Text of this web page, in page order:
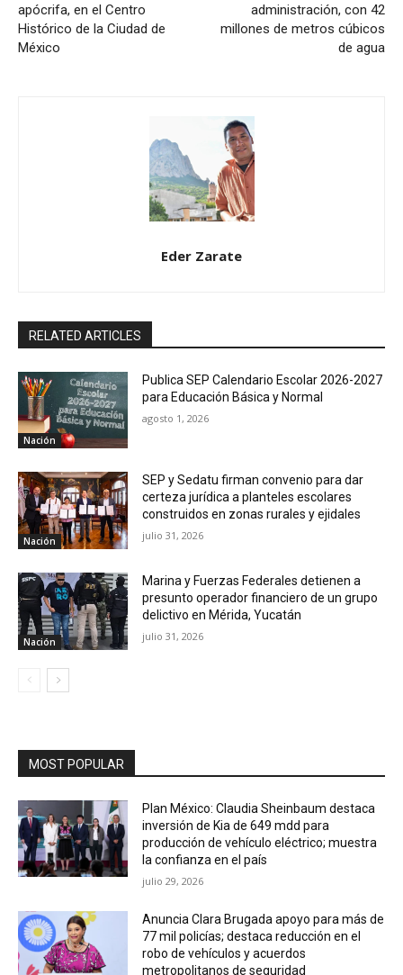
apócrifa, en el Centro
Histórico de la Ciudad de
México
administración, con 42
millones de metros cúbicos
de agua
Eder Zarate
RELATED ARTICLES
Nación
Publica SEP Calendario Escolar 2026-2027
para Educación Básica y Normal
agosto 1, 2026
Nación
SEP y Sedatu firman convenio para dar
certeza jurídica a planteles escolares
construidos en zonas rurales y ejidales
julio 31, 2026
Nación
Marina y Fuerzas Federales detienen a
presunto operador financiero de un grupo
delictivo en Mérida, Yucatán
julio 31, 2026
MOST POPULAR
Plan México: Claudia Sheinbaum destaca
inversión de Kia de 649 mdd para
producción de vehículo eléctrico; muestra
la confianza en el país
julio 29, 2026
Anuncia Clara Brugada apoyo para más de
77 mil policías; destaca reducción en el
robo de vehículos y acuerdos
metropolitanos de seguridad